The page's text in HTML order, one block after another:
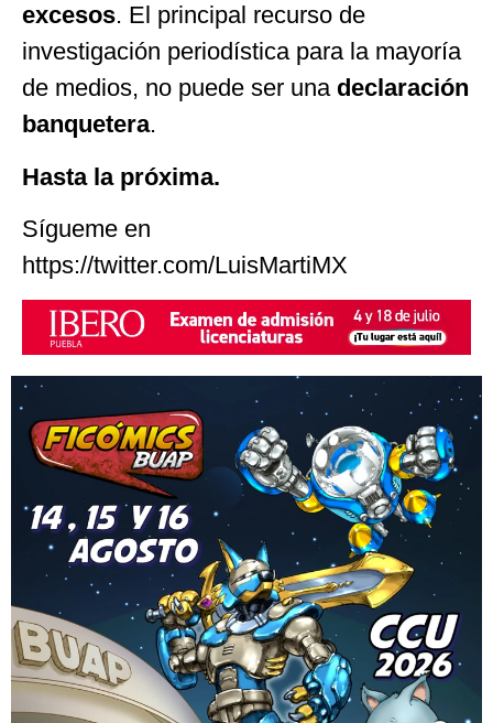
excesos. El principal recurso de
investigación periodística para la mayoría
de medios, no puede ser una declaración
banquetera.
Hasta la próxima.
Sígueme en
https://twitter.com/LuisMartiMX